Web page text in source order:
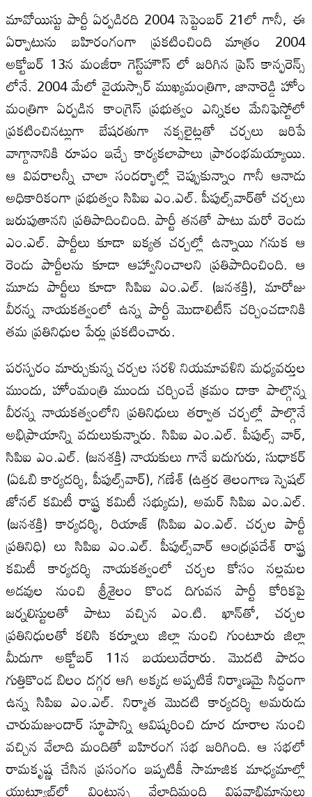
మావోయిస్టు పార్టీ ఏర్పడిరది 2004 సెప్టెంబర్‌ 21లో గానీ, ఈ
ఏర్పాటును బహిరంగంగా ప్రకటించింది మాత్రం 2004
అక్టోబర్‌ 13న మంజీరా గెస్ట్‌హౌస్‌ లో జరిగిన ప్రెస్‌ కాన్ఫరెన్స్‌
లోనే. 2004 మేలో వైయస్సార్‌ ముఖ్యమంత్రిగా, జానారెడ్డి హోం
మంత్రిగా ఏర్పడిన కాంగ్రెస్‌ ప్రభుత్వం ఎన్నికల మేనిఫెస్టోలో
ప్రకటించినట్లుగా బేషరతుగా నక్సలైట్లతో చర్చలు జరిపే
వాగ్దానానికి రూపం ఇచ్చే కార్యకలాపాలు ప్రారంభమయ్యాయి.
ఆ వివరాలన్నీ చాలా సందర్భాల్లో చెప్పుకున్నాం గానీ ఆనాడు
అధికారికంగా ప్రభుత్వం సిపిఐ ఎం.ఎల్‌. పీపుల్స్‌వార్‌తో చర్చలు
జరుపుతానని ప్రతిపాదించింది. పార్టీ తనతో పాటు మరో రెండు
ఎం.ఎల్‌. పార్టీలు కూడా ఐక్యత చర్చల్లో ఉన్నాయి గనుక ఆ
రెండు పార్టీలను కూడా ఆహ్వానించాలని ప్రతిపాదించింది. ఆ
మూడు పార్టీలు కూడా సిపిఐ ఎం.ఎల్‌. (జనశక్తి), మారోజు
వీరన్న నాయకత్వంలో ఉన్న పార్టీ మొడాలిటీస్‌ చర్చించడానికి
తమ ప్రతినిధుల పేర్లు ప్రకటించారు.
పరస్పరం మార్చుకున్న చర్చల సరళి నియమావళిని మధ్యవర్తుల
ముందు, హోంమంత్రి ముందు చర్చించే క్రమం దాకా పాల్గొన్న
వీరన్న నాయకత్వంలోని ప్రతినిధులు తర్వాత చర్చల్లో పాల్గొనే
అభిప్రాయాన్ని వదులుకున్నారు. సిపిఐ ఎం.ఎల్‌. పీపుల్స్‌ వార్‌,
సిపిఐ ఎం.ఎల్‌. (జనశక్తి) నాయకులు గానే ఐదుగురు, సుధాకర్‌
(ఏఓబి కార్యదర్శి, పీపుల్స్‌వార్‌), గణేశ్‌ (ఉత్తర తెలంగాణ స్పెషల్‌
జోనల్‌ కమిటీ రాష్ట్ర కమిటీ సభ్యుడు), అమర్‌ సిపిఐ ఎం.ఎల్‌.
(జనశక్తి) కార్యదర్శి, రియాజ్‌ (సిపిఐ ఎం.ఎల్‌. చర్చల పార్టీ
ప్రతినిధి) లు సిపిఐ ఎం.ఎల్‌. పీపుల్స్‌వార్‌ ఆంధ్రప్రదేశ్‌ రాష్ట్ర
కమిటీ కార్యదర్శి నాయకత్వంలో చర్చల కోసం నల్లమల
అడవుల నుంచి శ్రీశైలం కొండ దిగువన పార్టీ కోరికపై
జర్నలిస్టులతో పాటు వచ్చిన ఎం.టి. ఖాన్‌తో, చర్చల
ప్రతినిధులతో కలిసి కర్నూలు జిల్లా నుంచి గుంటూరు జిల్లా
మీదుగా అక్టోబర్‌ 11న బయలుదేరారు. మొదటి పాదం
గుత్తికొండ బిలం దగ్గర ఆగి అక్కడ అప్పటికే నిర్మాణమై సిద్ధంగా
ఉన్న సిపిఐ ఎం.ఎల్‌. నిర్మాత మొదటి కార్యదర్శి అమరుడు
చారుమజుందార్‌ స్థూపాన్ని ఆవిష్కరించి దూర దూరాల నుంచి
వచ్చిన వేలాది మందితో బహిరంగ సభ జరిగింది. ఆ సభలో
రామకృష్ణ చేసిన ప్రసంగం ఇప్పటికీ సామాజిక మాధ్యమాల్లో
యుట్యూబ్‌లో వింటున్న వేలాదిమంది విప్లవాభిమానులు